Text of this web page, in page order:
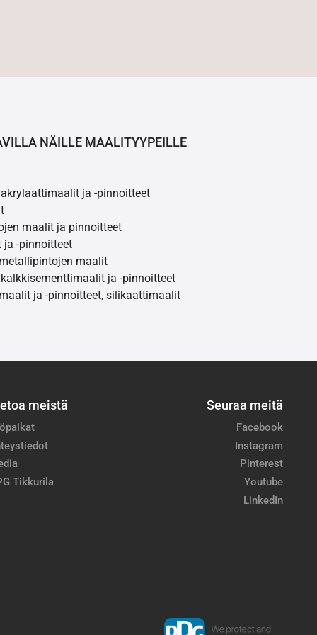
NÄILLE MAALITYYPEILLE
ja -pinnoitteet
maalit ja pinnoitteet
ja -pinnoitteet
maalit
ja -pinnoitteet
ja -pinnoitteet, silikaattimaalit
meistä
Tikkurila
Seuraa meitä
Facebook
Instagram
Pinterest
Youtube
LinkedIn